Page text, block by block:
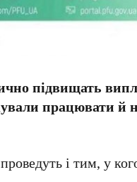
підвищать
працювати
і тим, у